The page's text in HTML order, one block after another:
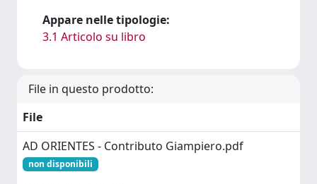
Appare nelle tipologie:
3.1 Articolo su libro
File in questo prodotto:
File
AD ORIENTES - Contributo Giampiero.pdf
non disponibili